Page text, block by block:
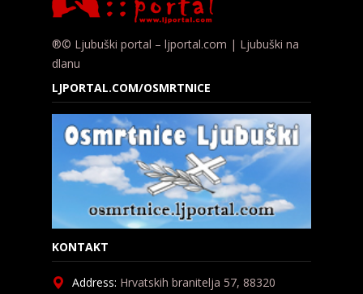
®© Ljubuški portal – ljportal.com | Ljubuški na
dlanu
LJPORTAL.COM/OSMRTNICE
KONTAKT
Address: Hrvatskih branitelja 57, 88320